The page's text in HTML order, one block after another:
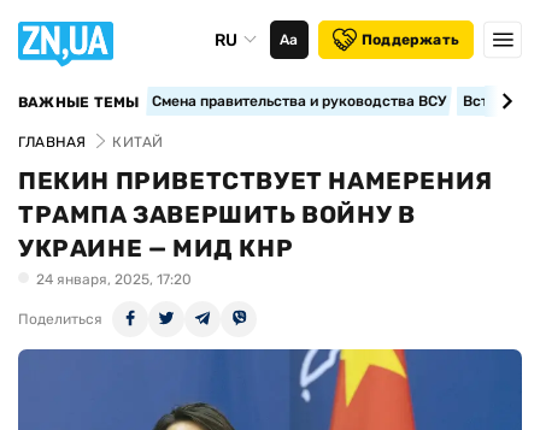
RU Аа Поддержать
ВАЖНЫЕ ТЕМЫ Смена правительства и руководства ВСУ
ГЛАВНАЯ КИТАЙ
ПЕКИН ПРИВЕТСТВУЕТ НАМЕРЕНИЯ
ТРАМПА ЗАВЕРШИТЬ ВОЙНУ В
УКРАИНЕ — МИД КНР
24 января, 2025, 17:20
Поделиться